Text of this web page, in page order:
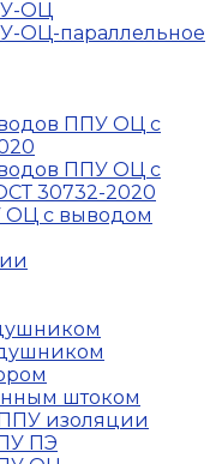
ОЦ
ОЦ-параллельное
ППУ ОЦ с
ППУ ОЦ с
30732-2020
ОЦ с выводом
штоком
изоляции
ПЭ